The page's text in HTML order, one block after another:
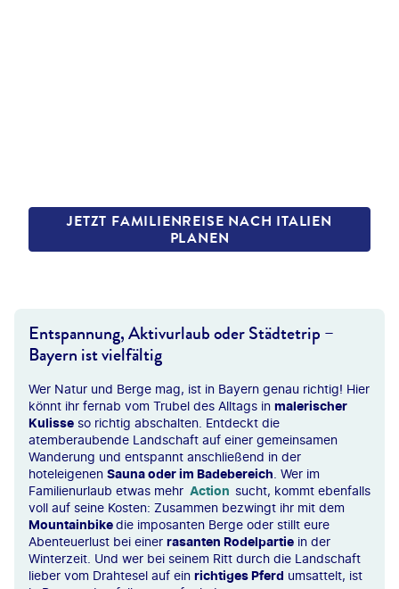
JETZT FAMILIENREISE NACH ITALIEN
PLANEN
Entspannung, Aktivurlaub oder Städtetrip –
Bayern ist vielfältig
Wer Natur und Berge mag, ist in Bayern genau richtig! Hier
könnt ihr fernab vom Trubel des Alltags in malerischer
Kulisse so richtig abschalten. Entdeckt die
atemberaubende Landschaft auf einer gemeinsamen
Wanderung und entspannt anschließend in der
hoteleigenen Sauna oder im Badebereich . Wer im
Familienurlaub etwas mehr Action sucht, kommt ebenfalls
voll auf seine Kosten: Zusammen bezwingt ihr mit dem
Mountainbikedie imposanten Berge oder stillt eure
Abenteuerlust bei einer rasanten Rodelpartie in der
Winterzeit. Und wer bei seinem Ritt durch die Landschaft
lieber vom Drahtesel auf ein richtiges Pferd umsattelt, ist